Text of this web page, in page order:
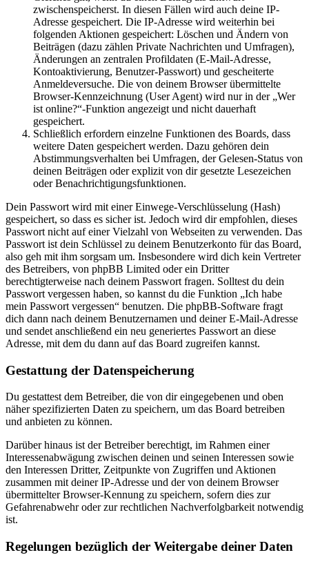
zwischenspeicherst. In diesen Fällen wird auch deine IP-
Adresse gespeichert. Die IP-Adresse wird weiterhin bei
folgenden Aktionen gespeichert: Löschen und Ändern von
Beiträgen (dazu zählen Private Nachrichten und Umfragen),
Änderungen an zentralen Profildaten (E-Mail-Adresse,
Kontoaktivierung, Benutzer-Passwort) und gescheiterte
Anmeldeversuche. Die von deinem Browser übermittelte
Browser-Kennzeichnung (User Agent) wird nur in der „Wer
ist online?“-Funktion angezeigt und nicht dauerhaft
gespeichert.
Schließlich erfordern einzelne Funktionen des Boards, dass
weitere Daten gespeichert werden. Dazu gehören dein
Abstimmungsverhalten bei Umfragen, der Gelesen-Status von
deinen Beiträgen oder explizit von dir gesetzte Lesezeichen
oder Benachrichtigungsfunktionen.
Dein Passwort wird mit einer Einwege-Verschlüsselung (Hash)
gespeichert, so dass es sicher ist. Jedoch wird dir empfohlen, dieses
Passwort nicht auf einer Vielzahl von Webseiten zu verwenden. Das
Passwort ist dein Schlüssel zu deinem Benutzerkonto für das Board,
also geh mit ihm sorgsam um. Insbesondere wird dich kein Vertreter
des Betreibers, von phpBB Limited oder ein Dritter
berechtigterweise nach deinem Passwort fragen. Solltest du dein
Passwort vergessen haben, so kannst du die Funktion „Ich habe
mein Passwort vergessen“ benutzen. Die phpBB-Software fragt
dich dann nach deinem Benutzernamen und deiner E-Mail-Adresse
und sendet anschließend ein neu generiertes Passwort an diese
Adresse, mit dem du dann auf das Board zugreifen kannst.
Gestattung der Datenspeicherung
Du gestattest dem Betreiber, die von dir eingegebenen und oben
näher spezifizierten Daten zu speichern, um das Board betreiben
und anbieten zu können.
Darüber hinaus ist der Betreiber berechtigt, im Rahmen einer
Interessenabwägung zwischen deinen und seinen Interessen sowie
den Interessen Dritter, Zeitpunkte von Zugriffen und Aktionen
zusammen mit deiner IP-Adresse und der von deinem Browser
übermittelter Browser-Kennung zu speichern, sofern dies zur
Gefahrenabwehr oder zur rechtlichen Nachverfolgbarkeit notwendig
ist.
Regelungen bezüglich der Weitergabe deiner Daten